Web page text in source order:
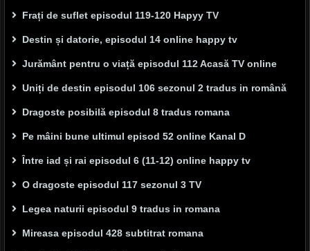
Frați de suflet episodul 119-120 Hapyy TV
Destin și datorie, episodul 14 online happy tv
Jurământ pentru o viață episodul 112 Acasă TV online
Uniți de destin episodul 106 sezonul 2 tradus in română
Dragoste posibilă episodul 8 tradus romana
Pe mâini bune ultimul episod 52 online Kanal D
Între iad și rai episodul 6 (11-12) online happy tv
O dragoste episodul 117 sezonul 3 TV
Legea naturii episodul 9 tradus in romana
Mireasa episodul 428 subtitrat romana